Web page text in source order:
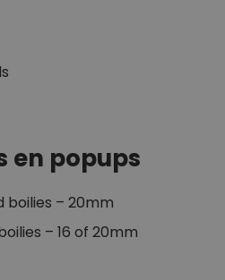
en popups
boilies – 20mm
– 16 of 20mm